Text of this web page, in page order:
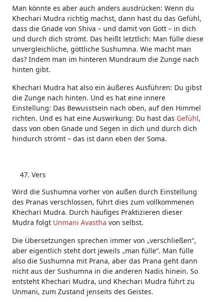
Man könnte es aber auch anders ausdrücken: Wenn du
Khechari Mudra richtig machst, dann hast du das Gefühl,
dass die Gnade von Shiva – und damit von Gott – in dich
und durch dich strömt. Das heißt letztlich: Man fülle diese
unvergleichliche, göttliche Sushumna. Wie macht man
das? Indem man im hinteren Mundraum die Zunge nach
hinten gibt.
Khechari Mudra hat also ein äußeres Ausführen: Du gibst
die Zunge nach hinten. Und es hat eine innere
Einstellung: Das Bewusstsein nach oben, auf den Himmel
richten. Und es hat eine Auswirkung: Du hast das Gefühl,
dass von oben Gnade und Segen in dich und durch dich
hindurch strömt – das ist dann eben der Soma.
Vers
Wird die Sushumna vorher von außen durch Einstellung
des Pranas verschlossen, führt dies zum vollkommenen
Khechari Mudra. Durch häufiges Praktizieren dieser
Mudra folgt Unmani Avastha von selbst.
Die Übersetzungen sprechen immer von „verschließen“,
aber eigentlich steht dort jeweils „man fülle“. Man fülle
also die Sushumna mit Prana, aber das Prana geht dann
nicht aus der Sushumna in die anderen Nadis hinein. So
entsteht Khechari Mudra, und Khechari Mudra führt zu
Unmani, zum Zustand jenseits des Geistes.